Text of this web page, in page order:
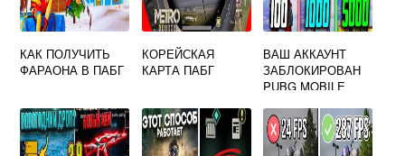
КАК ПОЛУЧИТЬ
ФАРАОНА В ПАБГ
КОРЕЙСКАЯ
КАРТА ПАБГ
ВАШ АККАУНТ
ЗАБЛОКИРОВАН
PUBG MOBILE